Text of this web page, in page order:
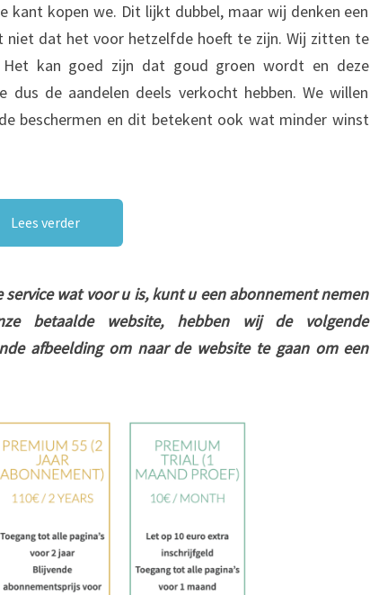
kant kopen we. Dit lijkt dubbel, maar wij denken een
dat het voor hetzelfde hoeft te zijn. Wij zitten te
Het kan goed zijn dat goud groen wordt en deze
dus de aandelen deels verkocht hebben. We willen
beschermen en dit betekent ook wat minder winst
Lees verder
wat voor u is, kunt u een abonnement nemen
betaalde website, hebben wij de volgende
afbeelding om naar de website te gaan om een